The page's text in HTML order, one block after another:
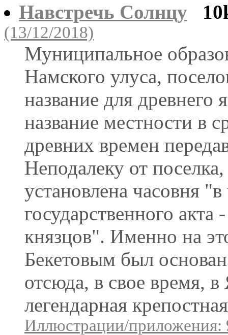
Навстречь Солнцу
(13/12/2018)
Муниципальное
Намского улуса,
название для древнего
название местности в
древних времен
Неподалеку от
установлена часовня
государственного
князцов". Именно на
Бекетовым был
отсюда, в свое время, в
легендарная
Иллюстрации/приложения: